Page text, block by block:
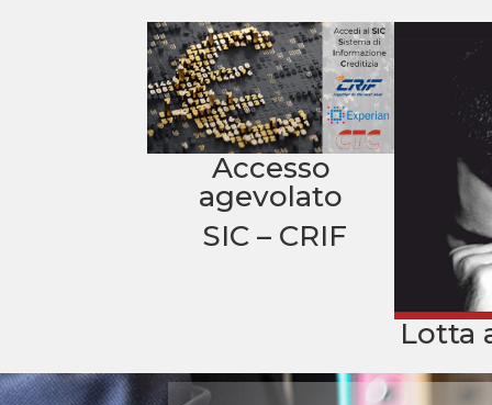
Accesso
agevolato
SIC – CRIF
Lotta